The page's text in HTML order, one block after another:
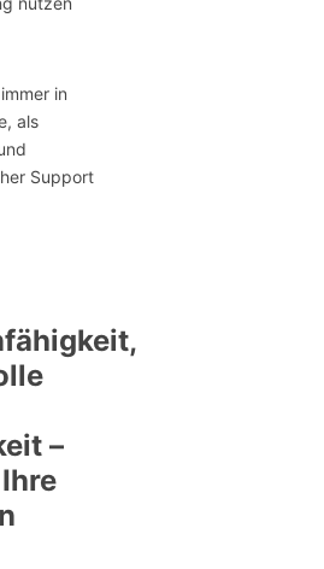
in
als
Support
–